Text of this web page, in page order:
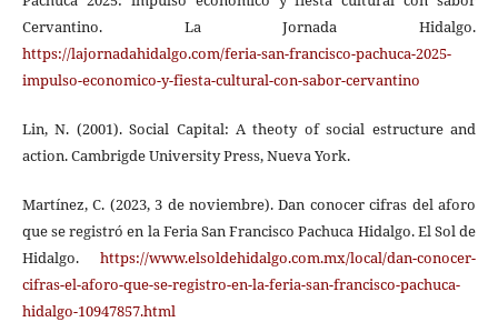
Cervantino. La Jornada Hidalgo.
https://lajornadahidalgo.com/feria-san-francisco-pachuca-2025-
impulso-economico-y-fiesta-cultural-con-sabor-cervantino
Lin, N. (2001). Social Capital: A theoty of social estructure and
action. Cambrigde University Press, Nueva York.
Martínez, C. (2023, 3 de noviembre). Dan conocer cifras del aforo
que se registró en la Feria San Francisco Pachuca Hidalgo. El Sol de
Hidalgo.https://www.elsoldehidalgo.com.mx/local/dan-conocer-
cifras-el-aforo-que-se-registro-en-la-feria-san-francisco-pachuca-
hidalgo-10947857.html